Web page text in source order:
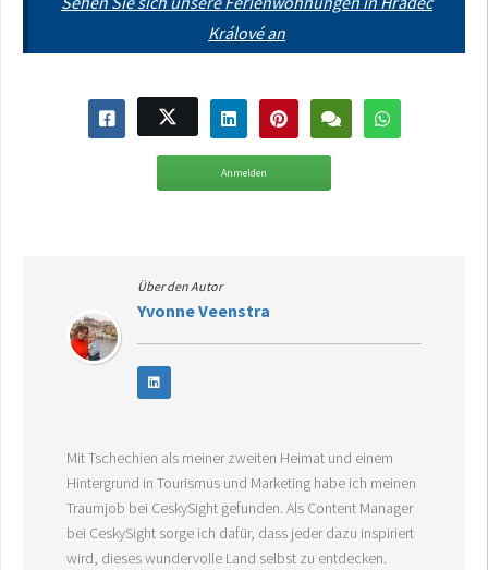
Králové an
Anmelden
Über den Autor
Yvonne Veenstra
Mit Tschechien als meiner zweiten Heimat und einem
Hintergrund in Tourismus und Marketing habe ich meinen
Traumjob bei CeskySight gefunden. Als Content Manager
bei CeskySight sorge ich dafür, dass jeder dazu inspiriert
wird, dieses wundervolle Land selbst zu entdecken.